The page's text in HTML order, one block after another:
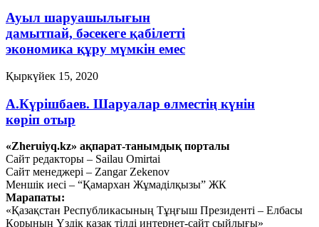
Ауыл шаруашылығын
дамытпай, бәсекеге қабілетті
экономика құру мүмкін емес
Қыркүйек 15, 2020
А.Күрішбаев. Шаруалар өлместің күнін
көріп отыр
Қыркүйек 14, 2020
Қысқасы, «полный хаос»!
Қыркүйек 10, 2020
Тағы оқу
«Zheruiyq.kz» ақпарат-танымдық порталы
Сайт редакторы – Sailau Omirtai
Сайт менеджері – Zangar Zekenov
Меншік иесі – “Қамархан Жұмаділқызы” ЖК
Марапаты:
«Қазақстан Республикасының Тұңғыш Президенті – Елбасы
Қорының Үздік қазақ тілді интернет-сайт сыйлығы»